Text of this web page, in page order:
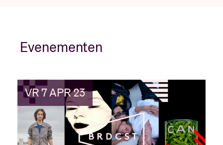
Evenementen
VR 7 APR 23